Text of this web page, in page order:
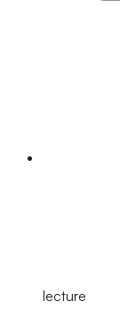
lecture